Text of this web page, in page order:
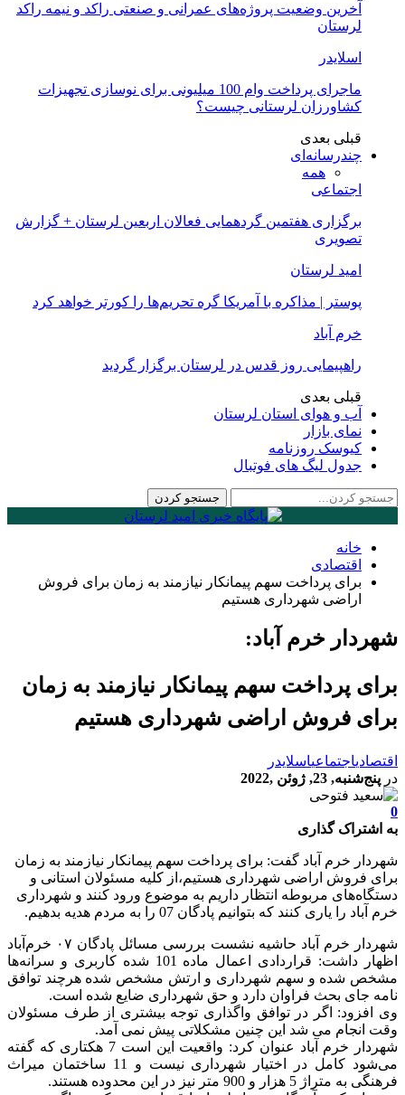
آخرین وضعیت پروژه‌های عمرانی و صنعتی راکد و نیمه راکد
لرستان
اسلایدر
ماجرای پرداخت وام 100 میلیونی برای نوسازی تجهیزات
کشاورزان لرستانی چیست؟
قبلی بعدی
چندرسانه‌ای
همه
اجتماعی
برگزاری هفتمین گردهمایی فعالان اربعین لرستان + گزارش
تصویری
امید لرستان
پوستر | مذاکره با آمریکا گره تحریم‌ها را کورتر خواهد کرد
خرم آباد
راهپیمایی روز قدس در لرستان برگزار گردید
قبلی بعدی
آب و هوای استان لرستان
نمای بازار
کیوسک روزنامه
جدول لیگ های فوتبال
خانه
اقتصادی
برای پرداخت سهم پیمانکار نیازمند به زمان برای فروش
اراضی شهرداری هستیم
شهردار خرم آباد:
برای پرداخت سهم پیمانکار نیازمند به زمان
برای فروش اراضی شهرداری هستیم
اقتصادیاجتماعیاسلایدر
در پنج‌شنبه, 23, ژوئن ,2022
0
به اشتراک گذاری
شهردار خرم آباد گفت: برای پرداخت سهم پیمانکار نیازمند به زمان
برای فروش اراضی شهرداری هستیم،از کلیه مسئولان استانی و
دستگاه‌های مربوطه انتظار داریم به موضوع ورود کنند و شهرداری
خرم آباد را یاری کنند که بتوانیم پادگان 07 را به مردم هدیه بدهیم.
شهردار خرم آباد حاشیه نشست بررسی مسائل پادگان ۰۷ خرم‌آباد
اظهار داشت: قراردادی اعمال ماده 101 شده کاربری و سرانه‌ها
مشخص شده و سهم شهرداری و ارتش مشخص شده هرچند توافق
نامه جای بحث فراوان دارد و حق شهرداری ضایع شده است.
وی افزود: اگر در توافق واگذاری توجه بیشتری از طرف مسئولان
وقت انجام می شد این چنین مشکلاتی پیش نمی آمد.
شهردار خرم آباد عنوان کرد: واقعیت این است 7 هکتاری که گفته
می‌شود کامل در اختیار شهرداری نیست و 11 ساختمان میراث
فرهنگی به متراژ 5 هزار و 900 متر نیز در این محدوده هستند.